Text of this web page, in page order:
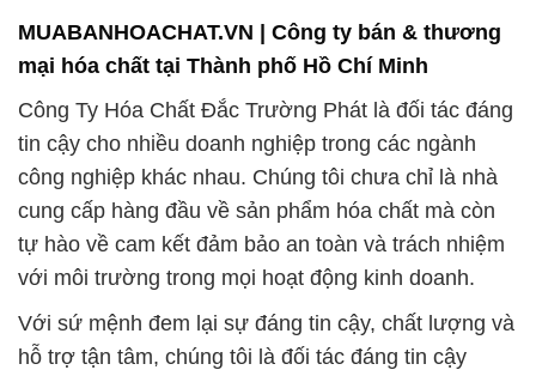
MUABANHOACHAT.VN | Công ty bán & thương
mại hóa chất tại Thành phố Hồ Chí Minh
Công Ty Hóa Chất Đắc Trường Phát là đối tác đáng
tin cậy cho nhiều doanh nghiệp trong các ngành
công nghiệp khác nhau. Chúng tôi chưa chỉ là nhà
cung cấp hàng đầu về sản phẩm hóa chất mà còn
tự hào về cam kết đảm bảo an toàn và trách nhiệm
với môi trường trong mọi hoạt động kinh doanh.
Với sứ mệnh đem lại sự đáng tin cậy, chất lượng và
hỗ trợ tận tâm, chúng tôi là đối tác đáng tin cậy